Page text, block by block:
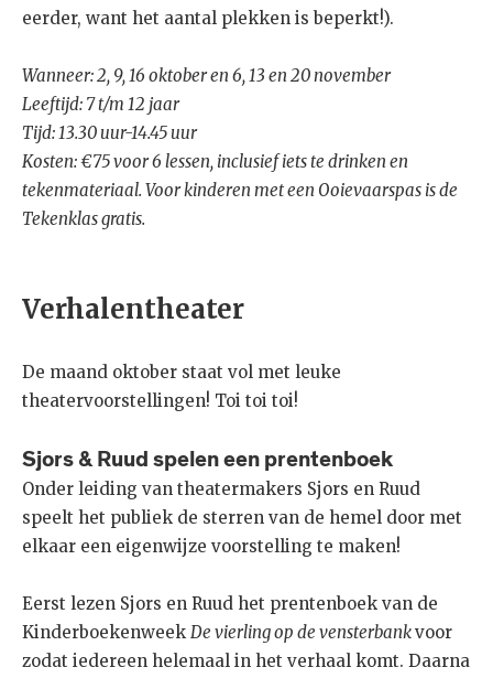
eerder, want het aantal plekken is beperkt!).
Wanneer: 2, 9, 16 oktober en 6, 13 en 20 november
Leeftijd: 7 t/m 12 jaar
Tijd: 13.30 uur-14.45 uur
Kosten: €75 voor 6 lessen, inclusief iets te drinken en
tekenmateriaal. Voor kinderen met een Ooievaarspas is de
Tekenklas gratis.
Verhalentheater
De maand oktober staat vol met leuke
theatervoorstellingen! Toi toi toi!
Sjors & Ruud spelen een prentenboek
Onder leiding van theatermakers Sjors en Ruud
speelt het publiek de sterren van de hemel door met
elkaar een eigenwijze voorstelling te maken!
Eerst lezen Sjors en Ruud het prentenboek van de
Kinderboekenweek De vierling op de vensterbankvoor
zodat iedereen helemaal in het verhaal komt. Daarna